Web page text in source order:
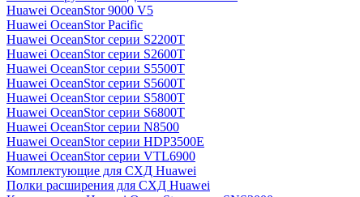
Huawei OceanStor 9000 V5
Huawei OceanStor Pacific
Huawei OceanStor серии S2200T
Huawei OceanStor серии S2600T
Huawei OceanStor серии S5500T
Huawei OceanStor серии S5600T
Huawei OceanStor серии S5800T
Huawei OceanStor серии S6800T
Huawei OceanStor серии N8500
Huawei OceanStor серии HDP3500E
Huawei OceanStor серии VTL6900
Комплектующие для СХД Huawei
Полки расширения для СХД Huawei